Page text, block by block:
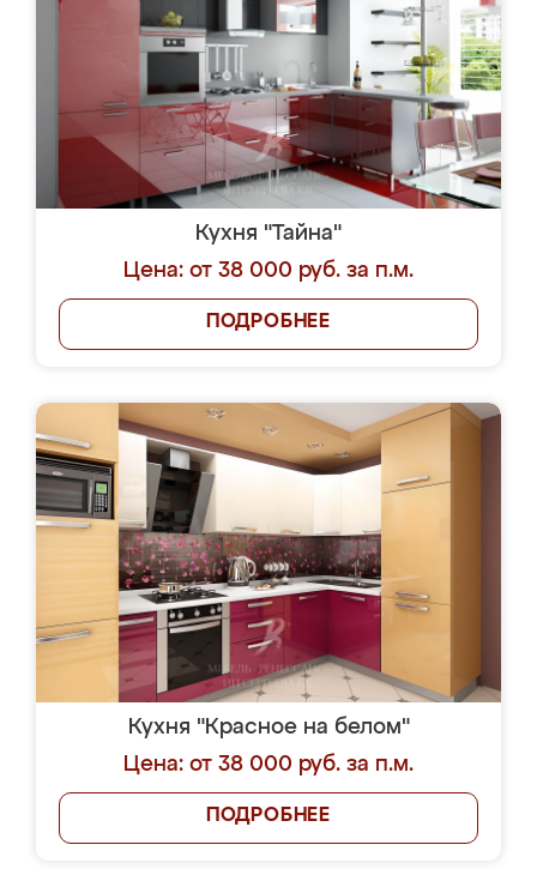
Кухня "Тайна"
Цена: от 38 000 руб. за п.м.
ПОДРОБНЕЕ
Кухня "Красное на белом"
Цена: от 38 000 руб. за п.м.
ПОДРОБНЕЕ